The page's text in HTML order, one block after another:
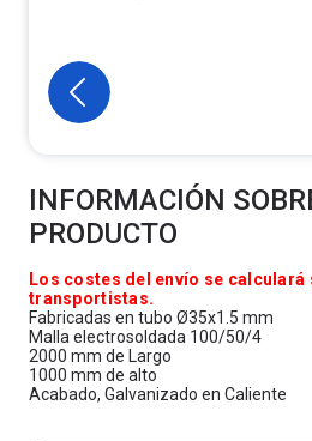
INFORMACIÓN
PRODUCTO
Los costes del envío se
transportistas.
Fabricadas en tubo Ø35x1.5 mm
Malla electrosoldada 100/50/4
2000 mm de Largo
1000 mm de alto
Acabado, Galvanizado en Caliente